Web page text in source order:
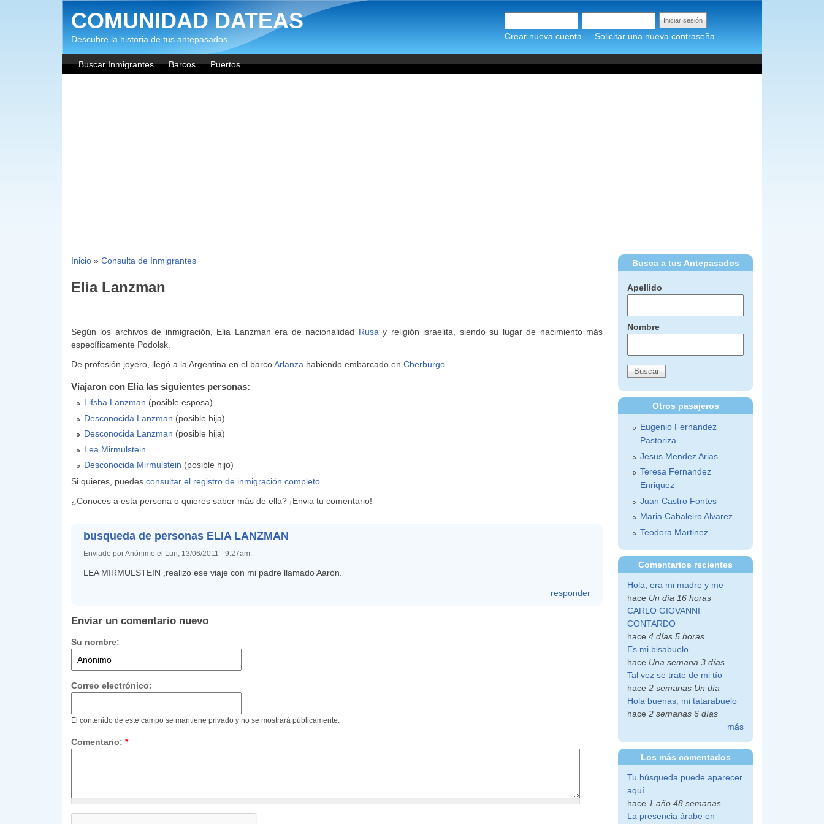
Pasar al contenido principal
Crear nueva cuenta Solicitar una nueva contraseña
COMUNIDAD DATEAS
Descubre la historia de tus antepasados
Buscar Inmigrantes Barcos Puertos
Inicio» Consulta de Inmigrantes
Elia Lanzman
Según los archivos de inmigración, Elia Lanzman era de nacionalidad Rusa y religión israelita, siendo su lugar de nacimiento más
específicamente Podolsk.
De profesión joyero, llegó a la Argentina en el barcoArlanzahabiendo embarcado en Cherburgo.
Viajaron con Elia las siguientes personas:
Lifsha Lanzman (posible esposa)
Desconocida Lanzman (posible hija)
Desconocida Lanzman (posible hija)
Lea Mirmulstein
Desconocida Mirmulstein (posible hijo)
Si quieres, puedes consultar el registro de inmigración completo.
¿Conoces a esta persona o quieres saber más de ella? ¡Envia tu comentario!
busqueda de personas ELIA LANZMAN
Enviado por Anónimo el Lun, 13/06/2011 - 9:27am.
LEA MIRMULSTEIN ,realizo ese viaje con mi padre llamado Aarón.
responder
Enviar un comentario nuevo
Su nombre:
Correo electrónico:
El contenido de este campo se mantiene privado y no se mostrará públicamente.
Comentario: *
Busca a tus Antepasados
Apellido
Nombre
Otros pasajeros
Eugenio Fernandez
Pastoriza
Jesus Mendez Arias
Teresa Fernandez
Enriquez
Juan Castro Fontes
Maria Cabaleiro Alvarez
Teodora Martinez
Comentarios recientes
Hola, era mi madre y me
hace Un día 16 horas
CARLO GIOVANNI
CONTARDO
hace4 días 5 horas
Es mi bisabuelo
hace Una semana 3 días
Tal vez se trate de mi tío
hace2 semanas Un día
Hola buenas, mi tatarabuelo
hace2 semanas 6 días
más
Los más comentados
Tu búsqueda puede aparecer
aquí
hace 1 año 48 semanas
La presencia árabe en